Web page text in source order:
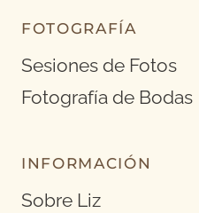
FOTOGRAFÍA
Sesiones de Fotos
Fotografía de Bodas
INFORMACIÓN
Sobre Liz